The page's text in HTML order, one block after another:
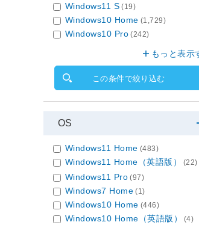
Windows11 S (19)
Windows10 Home (1,729)
Windows10 Pro (242)
もっと表示
この条件で絞り込む
OS
Windows11 Home (483)
Windows11 Home（英語版） (22)
Windows11 Pro (97)
Windows7 Home (1)
Windows10 Home (446)
Windows10 Home（英語版） (4)